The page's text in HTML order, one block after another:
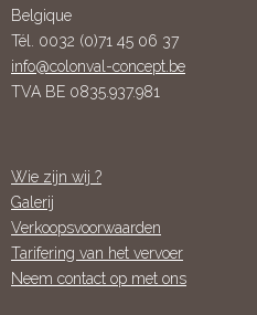
Belgique
Tél. 0032 (0)71 45 06 37
info@colonval-concept.be
TVA BE 0835.937.981
Wie zijn wij ?
Galerij
Verkoopsvoorwaarden
Tarifering van het vervoer
Neem contact op met ons